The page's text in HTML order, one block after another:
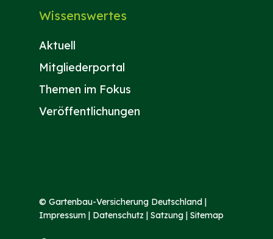
Wissenswertes
Aktuell
Mitgliederportal
Themen im Fokus
Veröffentlichungen
© Gartenbau-Versicherung Deutschland |
Impressum | Datenschutz | Satzung | Sitemap